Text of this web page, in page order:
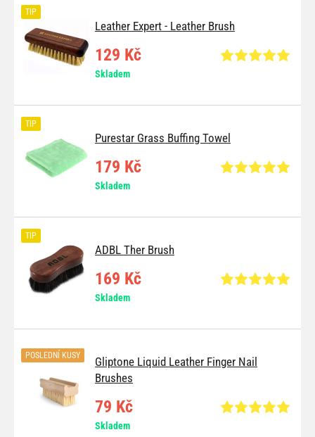
Leather Expert - Leather Brush
TIP
129 Kč
Skladem
Purestar Grass Buffing Towel
TIP
179 Kč
Skladem
ADBL Ther Brush
TIP
169 Kč
Skladem
Gliptone Liquid Leather Finger Nail
Brushes
POSLEDNÍ KUSY
79 Kč
Skladem